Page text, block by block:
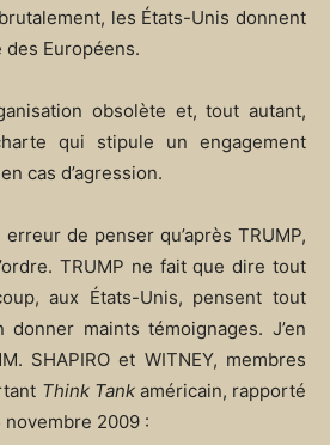
les États-Unis donnent
Européens.
obsolète et, tout autant,
qui stipule un engagement
cas d’agression.
de penser qu’après TRUMP,
TRUMP ne fait que dire tout
aux États-Unis, pensent tout
maints témoignages. J’en
SHAPIRO et WITNEY, membres
Think Tankaméricain, rapporté
novembre 2009 :